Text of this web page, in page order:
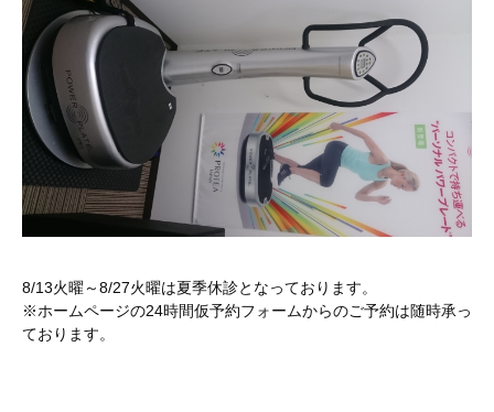
8/13火曜～8/27火曜は夏季休診となっております。
※ホームページの24時間仮予約フォームからのご予約は随時承っ
ております。